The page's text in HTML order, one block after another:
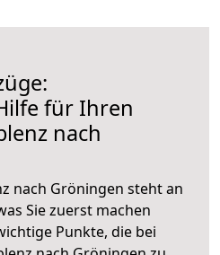
für Ihren
nach
nach Gröningen steht an
Sie zuerst machen
Punkte, die bei